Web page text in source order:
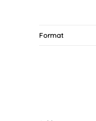
Format